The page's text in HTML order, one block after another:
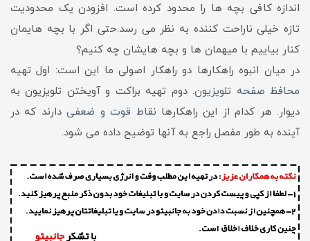
اندازه کافی بچه ها را محدود کرده است. افزودن یک محدودیت
تازه خیلی ناراحت کننده به نظر می رسد.حتی اگر با بچه هایمان
کنار بیاییم با میهمان ها و بچه هایشان چه کنیم؟
در میان انبوه راهکارها دو راهکار اصولی ما این است: اول تهیه
محافظ صفحه تلویزیون. دوم تهیه براکت و آویختن تلویزیون به
دیوار. هر کدام از این راهکارها نقاط قوت و ضعفیدارند که در
آینده به طور مفصل راجع به آنها توضیح داده می شود.